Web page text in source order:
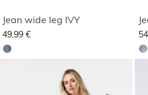
Jean wide leg IVY
49,99 €